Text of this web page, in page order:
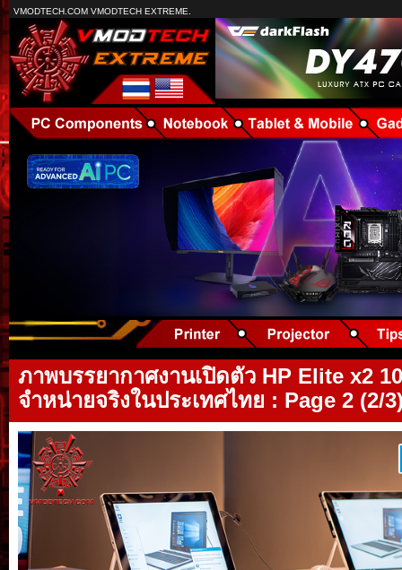
VMODTECH.COM VMODTECH EXTREME.
ภาพบรรยากาศงานเปิดตัว HP Elite x2
จำหน่ายจริงในประเทศไทย : Page 2 (2/